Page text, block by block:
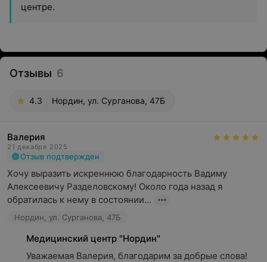
центре.
Отзывы 6
4.3 Нордин, ул. Сурганова, 47Б
Валерия
21 декабря 2025
Отзыв подтвержден
Хочу выразить искреннюю благодарность Вадиму
Алексеевичу Разделовскому! Около года назад я
обратилась к нему в состоянии...
Нордин, ул. Сурганова, 47Б
Медицинский центр "Нордин"
Уважаемая Валерия, благодарим за добрые слова!